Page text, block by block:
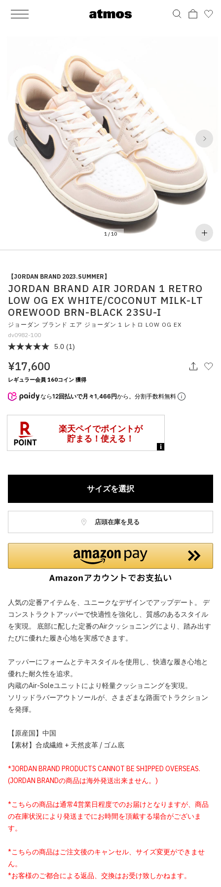
MEN
ウェア
バッグ
アクセサリー
その他
アディダス ピックアップ
シューズ
ブーツ
サンダル
その他
すべてのシューズ
ライフスタイルランニング
ウェア
アウター
パンツ
ソックス
アンダーウェア
水着
すべてのウェア
バッグ
バックパック / リュック
ショルダー / メッセンジャーバッグ
トート / エコバッグ
クラッチ / セカンドバッグ
ウエストバッグ
その他
すべてのバッグ
アクセサリー
ポーチ / ウォレット
帽子
グッズ / アクセサリー
その他
すべてのアクセサリー
その他
シューケア / グッズ
おもちゃ / フィギュア
その他
すべてのその他
WOMENS
ウェア
バッグ
アクセサリー
その他
アディダス ピックアップ
シューズ
ブーツ
サンダル / パンプス
その他
すべてのシューズ
ライフスタイルランニング
ウェア
アウター
パンツ
ワンピース
スカート
ソックス
アンダーウェア
すべてのウェア
バッグ
バックパック / リュック
ショルダー / メッセンジャーバッグ
トート / エコバッグ
クラッチ / セカンドバッグ
ウエストバッグ
その他
すべてのバッグ
アクセサリー
ポーチ / ウォレット
帽子
グッズ / アクセサリー
その他
すべてのアクセサリー
その他
シューケア / グッズ
おもちゃ / フィギュア
その他
すべてのその他
1 /10
1 10
【JORDAN BRAND 2023.SUMMER】
JORDAN BRAND AIR JORDAN 1 RETRO
LOW OG EX WHITE/COCONUT MILK-LT
OREWOOD BRN-BLACK 23SU-I
ジョーダン ブランド エア ジョーダン 1 レトロ LOW OG EX
dv0982-100
5.0 (1)
¥17,600
レギュラー会員 160コイン 獲得
なら12回払いで月々1,466円から。分割手数料無料
サイズを選択
店頭在庫を見る
人気の定番アイテムを、ユニークなデザインでアップデート。 デ
コンストラクトアッパーで快適性を強化し、質感のあるスタイル
を実現。 底部に配した定番のAirクッショニングにより、踏み出す
たびに優れた履き心地を実感できます。
アッパーにフォームとテキスタイルを使用し、快適な履き心地と
優れた耐久性を追求。
内蔵のAir-Soleユニットにより軽量クッショニングを実現。
ソリッドラバーアウトソールが、さまざまな路面でトラクション
を発揮。
【原産国】中国
【素材】合成繊維 + 天然皮革 / ゴム底
*JORDAN BRAND PRODUCTS CANNOT BE SHIPPED OVERSEAS.
(JORDAN BRANDの商品は海外発送出来ません。)
*こちらの商品は通常4営業日程度でのお届けとなりますが、商品
の在庫状況により発送までにお時間を頂戴する場合がございま
す。
*こちらの商品はご注文後のキャンセル、サイズ変更ができませ
ん。
*お客様のご都合による返品、交換はお受け致しかねます。